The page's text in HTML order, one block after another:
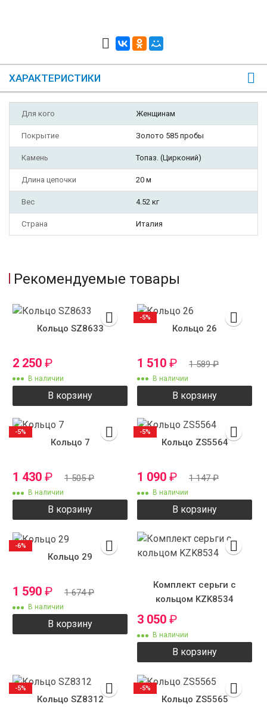
ХАРАКТЕРИСТИКИ
Для кого Женщинам
Покрытие Золото 585 пробы
Камень Топаз. (Цирконий)
Длина цепочки 20 м
Вес 4.52 кг
Страна Италия
Рекомендуемые товары
Кольцо SZ8633
2 250 ₽
В наличии
В корзину
Кольцо 26
1 510 ₽ 1 589₽
В наличии
В корзину
-5%
Кольцо 7
1 430 ₽ 1 505₽
В наличии
В корзину
-5%
Кольцо ZS5564
1 090 ₽ 1 147₽
В наличии
В корзину
-5%
Кольцо 29
1 590 ₽ 1 674₽
В наличии
В корзину
-6%
Комплект серьги с
кольцом KZK8534
3 050 ₽
В наличии
В корзину
Кольцо SZ8312
-5%
Кольцо ZS5565
-5%